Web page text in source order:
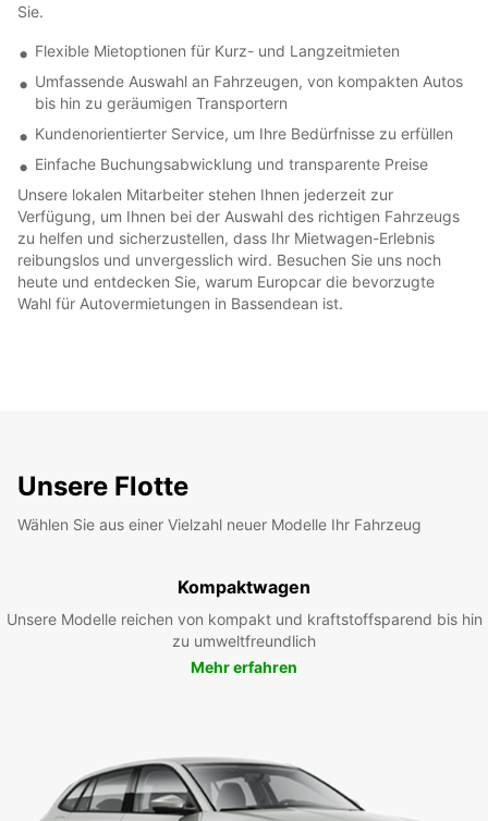
Sie.
Flexible Mietoptionen für Kurz- und Langzeitmieten
Umfassende Auswahl an Fahrzeugen, von kompakten Autos
bis hin zu geräumigen Transportern
Kundenorientierter Service, um Ihre Bedürfnisse zu erfüllen
Einfache Buchungsabwicklung und transparente Preise
Unsere lokalen Mitarbeiter stehen Ihnen jederzeit zur
Verfügung, um Ihnen bei der Auswahl des richtigen Fahrzeugs
zu helfen und sicherzustellen, dass Ihr Mietwagen-Erlebnis
reibungslos und unvergesslich wird. Besuchen Sie uns noch
heute und entdecken Sie, warum Europcar die bevorzugte
Wahl für Autovermietungen in Bassendean ist.
Unsere Flotte
Wählen Sie aus einer Vielzahl neuer Modelle Ihr Fahrzeug
Kompaktwagen
Unsere Modelle reichen von kompakt und kraftstoffsparend bis hin
zu umweltfreundlich
Mehr erfahren